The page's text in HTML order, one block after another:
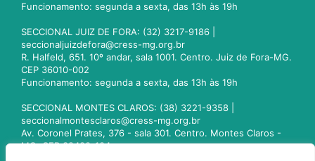
Funcionamento: segunda a sexta, das 13h às 19h
SECCIONAL JUIZ DE FORA: (32) 3217-9186 |
seccionaljuizdefora@cress-mg.org.br
R. Halfeld, 651. 10º andar, sala 1001. Centro. Juiz de Fora-MG.
CEP 36010-002
Funcionamento: segunda a sexta, das 13h às 19h
SECCIONAL MONTES CLAROS: (38) 3221-9358 |
seccionalmontesclaros@cress-mg.org.br
Av. Coronel Prates, 376 - sala 301. Centro. Montes Claros -
MG. CEP 39400-104